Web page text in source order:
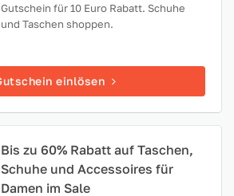
Gutschein für 10 Euro Rabatt. Schuhe
und Taschen shoppen.
einlösen
Bis zu 60% Rabatt auf Taschen,
Schuhe und Accessoires für
Damen im Sale